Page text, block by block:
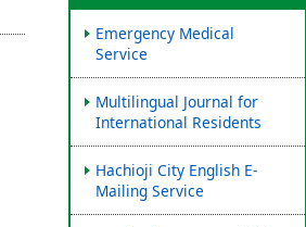
Emergency Medical
Service
Multilingual Journal for
International Residents
Hachioji City English E-
Mailing Service